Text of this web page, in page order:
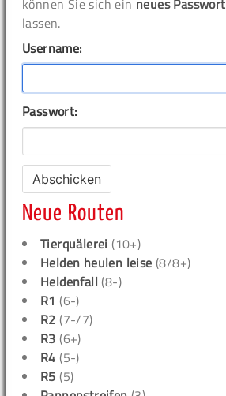
können Sie sich ein neues Passwort
lassen.
Username:
Passwort:
Neue Routen
Tierquälerei (10+)
Helden heulen leise (8/8+)
Heldenfall (8-)
R1 (6-)
R2 (7-/7)
R3 (6+)
R4 (5-)
R5 (5)